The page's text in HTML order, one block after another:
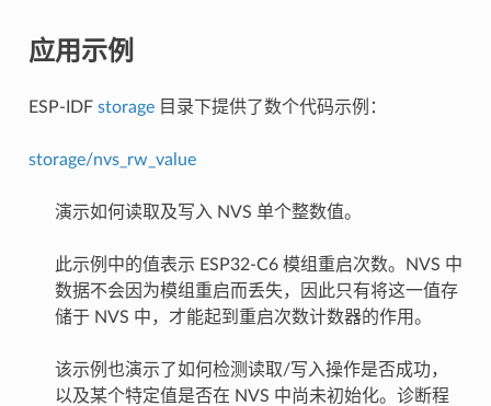
应用示例
ESP-IDF storage目录下提供了数个代码示例：
storage/nvs_rw_value
演示如何读取及写入 NVS 单个整数值。
此示例中的值表示 ESP32-C6 模组重启次数。NVS 中
数据不会因为模组重启而丢失，因此只有将这一值存
储于 NVS 中，才能起到重启次数计数器的作用。
该示例也演示了如何检测读取/写入操作是否成功，
以及某个特定值是否在 NVS 中尚未初始化。诊断程